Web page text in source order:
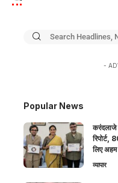
-
Popular News
करंदलाजे
रिपोर्ट,
लिए अहम
व्यापार